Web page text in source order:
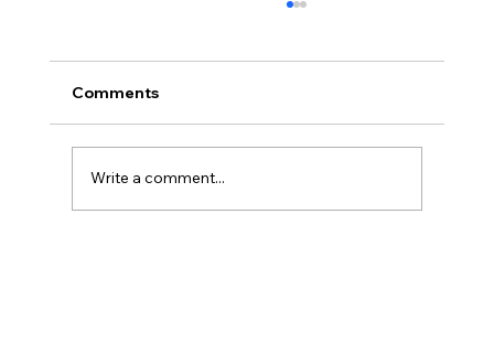
Comments
Write a comment...